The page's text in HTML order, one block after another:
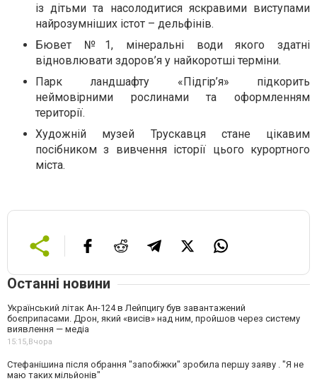
із дітьми та насолодитися яскравими виступами
найрозумніших істот – дельфінів.
Бювет №1, мінеральні води якого здатні
відновлювати здоров’я у найкоротші терміни.
Парк ландшафту «Підгір’я» підкорить
неймовірними рослинами та оформленням
території.
Художній музей Трускавця стане цікавим
посібником з вивчення історії цього курортного
міста.
Останні новини
Український літак Ан-124 в Лейпцигу був завантажений
боєприпасами. Дрон, який «висів» над ним, пройшов через систему
виявлення — медіа
15:15,Вчора
Стефанішина після обрання "запобіжки" зробила першу заяву . "Я не
маю таких мільйонів"